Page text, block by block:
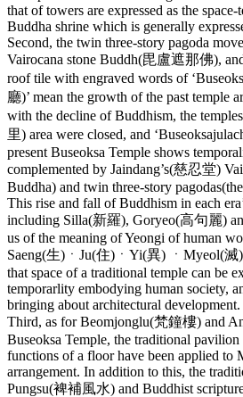
that of towers are expressed as the
Buddha shrine which is generally
Second, the twin three-story pagoda
Vairocana stone Buddh(毘盧遮那佛),
roof tile with engraved words of
廳)’ mean the growth of the past temple
with the decline of Buddhism, the
里) area were closed, and
present Buseoksa Temple shows
complemented by Jaindang’s(慈忍堂)
Buddha) and twin three-story
This rise and fall of Buddhism in each
including Silla(新羅), Goryeo(高句麗)
us of the meaning of Yeongi of human
Saeng(生)ㆍJu(住)ㆍYi(異) ㆍMyeol(滅
that space of a traditional temple can be
temporarlity embodying human society,
bringing about architectural development.
Third, as for Beomjonglu(梵鐘樓) and
Buseoksa Temple, the traditional
functions of a floor have been applied to
arrangement. In addition to this, the
Pungsu(裨補風水) and Buddhist